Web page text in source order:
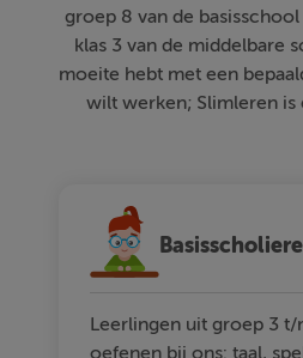
groep 8 van de
klas 3 van de middelbare
moeite hebt met een
wilt werken; Slimleren is
Leerlingen uit groep 3 t/
oefenen bij ons: taal,